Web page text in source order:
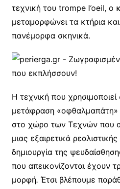
τεχνική του trompe l’oeil, ο
μεταμορφώνει τα κτήρια και
πανέμορφα σκηνικά.
Η τεχνική που
μετάφραση «οφθαλμαπάτη»
στο χώρο των Τεχνών που
μιας εξαιρετικά
δημιουργία της
που απεικονίζονται έχουν
μορφή. Έτσι βλέπουμε